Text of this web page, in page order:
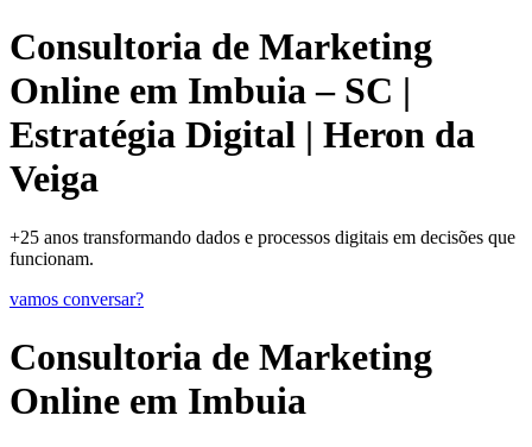
Consultoria de Marketing
Online em Imbuia – SC |
Estratégia Digital | Heron da
Veiga
+25 anos transformando dados e processos digitais em decisões que
funcionam.
vamos conversar?
Consultoria de Marketing
Online em Imbuia